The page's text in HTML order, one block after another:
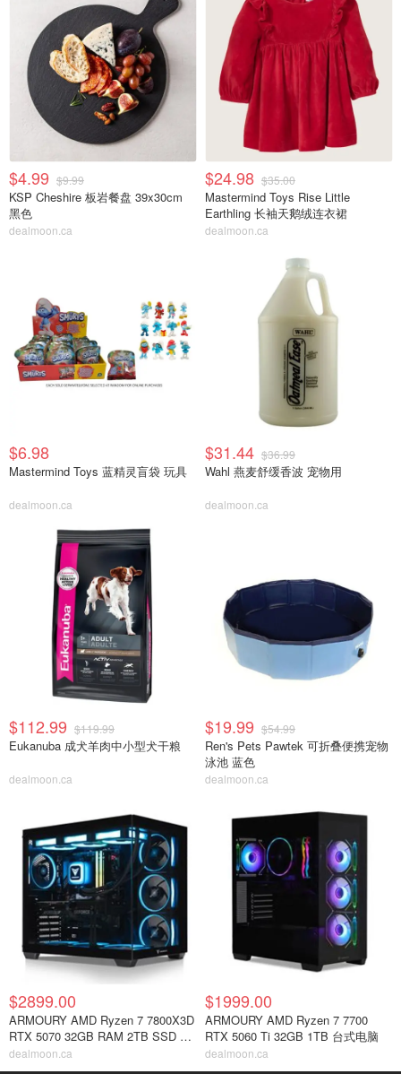
$4.99 $9.99
KSP Cheshire 板岩餐盘 39x30cm
黑色
dealmoon.ca
$24.98 $35.00
Mastermind Toys Rise Little
Earthling 长袖天鹅绒连衣裙
dealmoon.ca
$6.98
Mastermind Toys 蓝精灵盲袋 玩具
dealmoon.ca
$31.44 $36.99
Wahl 燕麦舒缓香波 宠物用
dealmoon.ca
$112.99 $119.99
Eukanuba 成犬羊肉中小型犬干粮
dealmoon.ca
$19.99 $54.99
Ren's Pets Pawtek 可折叠便携宠物
泳池 蓝色
dealmoon.ca
$2899.00
ARMOURY AMD Ryzen 7 7800X3D
RTX 5070 32GB RAM 2TB SSD 台
式机
dealmoon.ca
$1999.00
ARMOURY AMD Ryzen 7 7700
RTX 5060 Ti 32GB 1TB 台式电脑
dealmoon.ca